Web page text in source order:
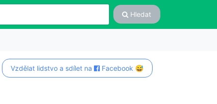
Hledat
Vzdělat lidstvo a sdílet na Facebook 😅